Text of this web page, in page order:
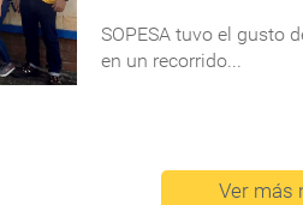
SOPESA tuvo el gusto
en un recorrido...
Ver más